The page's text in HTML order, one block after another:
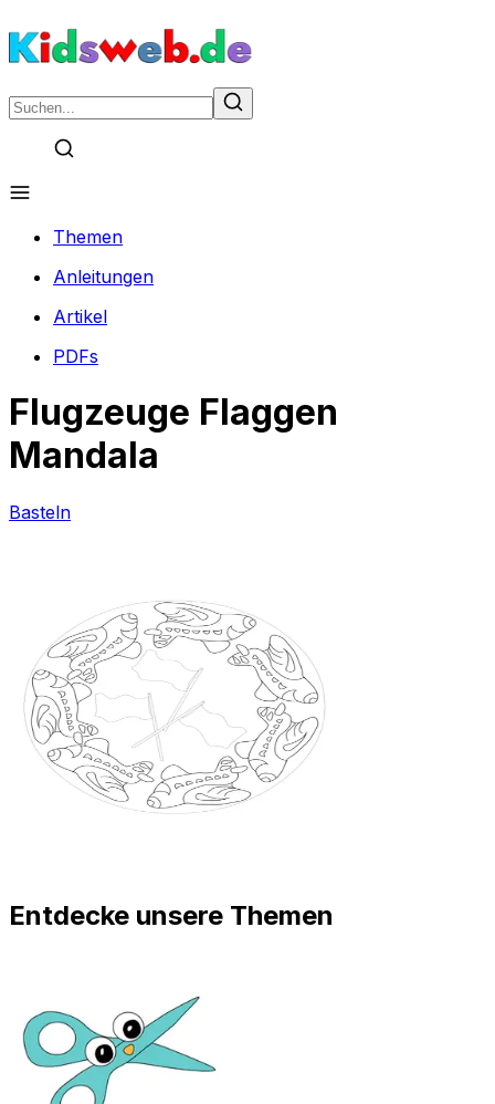
Themen
Anleitungen
Artikel
PDFs
Flugzeuge Flaggen
Mandala
Basteln
Entdecke unsere Themen